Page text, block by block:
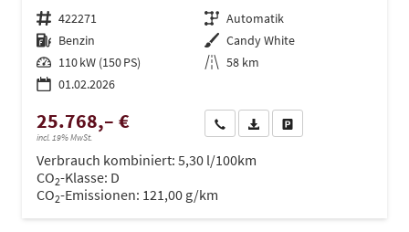
Fahrzeugnr. 422271 Getriebe Automatik
Kraftstoff Benzin Außenfarbe Candy White
Leistung 110 kW (150 PS) Kilometerstand 58 km
01.02.2026
25.768,– €
incl. 19% MwSt.
Wir rufen Sie anPDF-Datei, Fahrzeugexposé
Verbrauch kombiniert: 5,30 l/100km
CO2-Klasse: D
CO2-Emissionen: 121,00 g/km